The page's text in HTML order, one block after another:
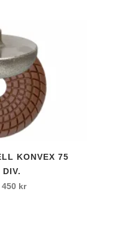
KONVEX 75
DIV.
450 krPrisintervall: